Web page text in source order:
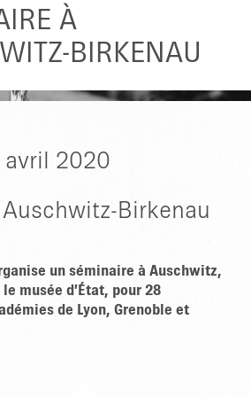
À
BIRKENAU
avril 2020
Birkenau
un séminaire à Auschwitz,
musée d’État, pour 28
de Lyon, Grenoble et